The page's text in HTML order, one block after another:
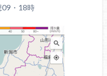
09・18時